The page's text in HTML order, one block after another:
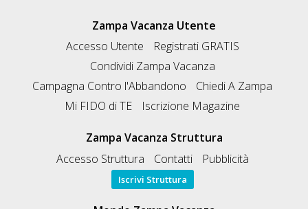
Zampa Vacanza Utente
Accesso Utente
Registrati GRATIS
Condividi Zampa Vacanza
Campagna Contro l'Abbandono
Chiedi A Zampa
Mi FIDO di TE
Iscrizione Magazine
Zampa Vacanza Struttura
Accesso Struttura
Contatti Pubblicità
Iscrivi Struttura